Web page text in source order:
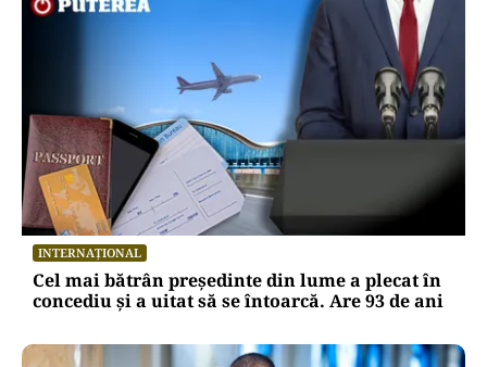
INTERNAȚIONAL
Cel mai bătrân președinte din lume a plecat în
concediu și a uitat să se întoarcă. Are 93 de ani